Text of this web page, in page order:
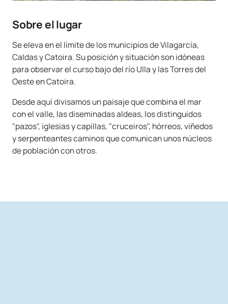
Sobre el lugar
Se eleva en el límite de los municipios de Vilagarcía,
Caldas y Catoira. Su posición y situación son idóneas
para observar el curso bajo del río Ulla y las Torres del
Oeste en Catoira.
Desde aquí divisamos un paisaje que combina el mar
con el valle, las diseminadas aldeas, los distinguidos
"pazos", iglesias y capillas, "cruceiros", hórreos, viñedos
y serpenteantes caminos que comunican unos núcleos
de población con otros.